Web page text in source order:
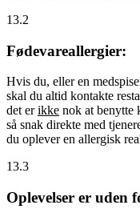
13.2
Fødevareallergier:
Hvis du, eller en
skal du altid kontakte
det erikke nok at benytte
så snak direkte med
du oplever en allergisk
13.3
Oplevelser er uden